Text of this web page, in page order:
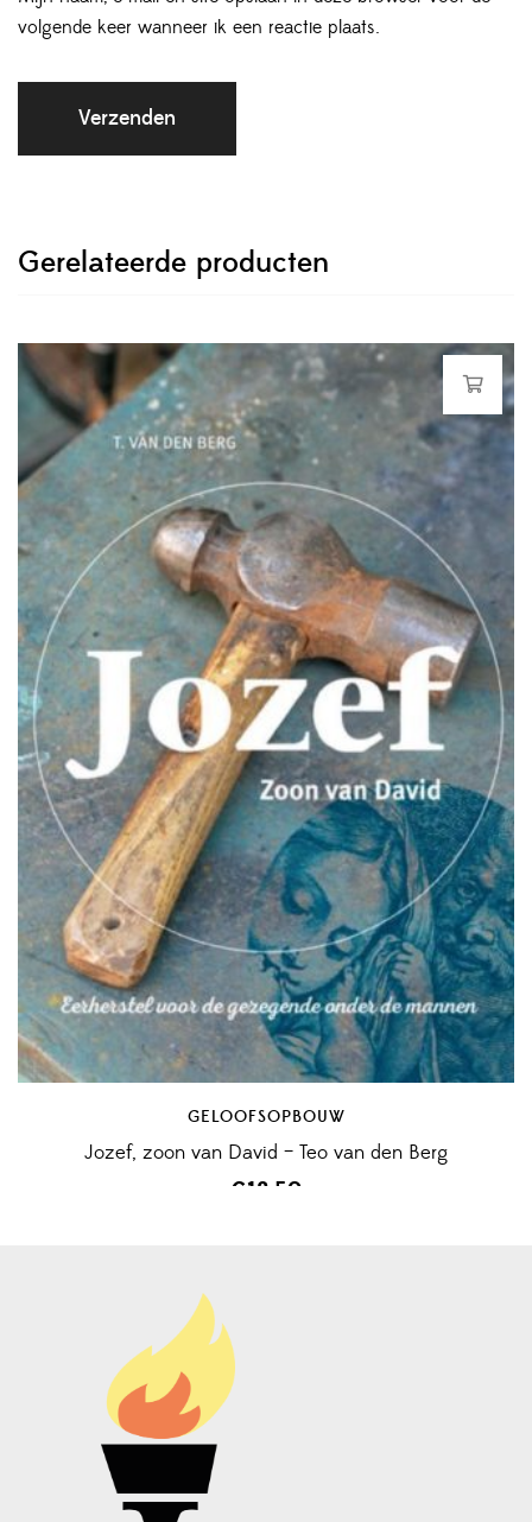
volgende keer wanneer ik een reactie plaats.
Gerelateerde producten
GELOOFSOPBOUW
Jozef, zoon van David – Teo van den Berg
€12,50